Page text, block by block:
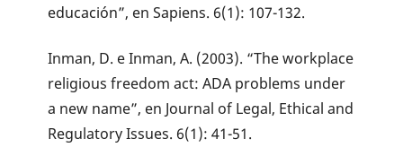
educación”, en Sapiens. 6(1): 107-132.
Inman, D. e Inman, A. (2003). “The workplace
religious freedom act: ADA problems under
a new name”, en Journal of Legal, Ethical and
Regulatory Issues. 6(1): 41-51.